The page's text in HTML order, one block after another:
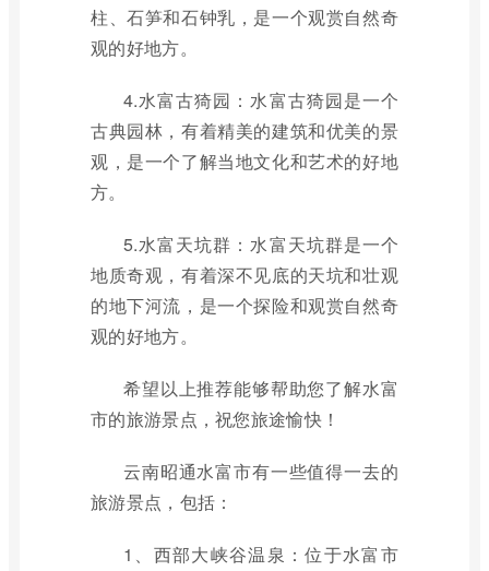
柱、石笋和石钟乳，是一个观赏自然奇
观的好地方。
4.水富古猗园：水富古猗园是一个
古典园林，有着精美的建筑和优美的景
观，是一个了解当地文化和艺术的好地
方。
5.水富天坑群：水富天坑群是一个
地质奇观，有着深不见底的天坑和壮观
的地下河流，是一个探险和观赏自然奇
观的好地方。
希望以上推荐能够帮助您了解水富
市的旅游景点，祝您旅途愉快！
云南昭通水富市有一些值得一去的
旅游景点，包括：
1、西部大峡谷温泉：位于水富市